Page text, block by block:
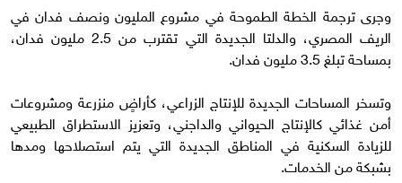
وجرى ترجمة الخطة الطموحة في مشروع المليون ونصف فدان في
الريف المصري، والدلتا الجديدة التي تقترب من 2.5 مليون فدان،
بمساحة تبلغ 3.5 مليون فدان.
وتسخر المساحات الجديدة للإنتاج الزراعي، كأراضٍ منزرعة ومشروعات
أمن غذائي كالإنتاج الحيواني والداجني، وتعزيز الاستطراق الطبيعي
للزيادة السكنية في المناطق الجديدة التي يتم استصلاحها ومدها
بشبكة من الخدمات.